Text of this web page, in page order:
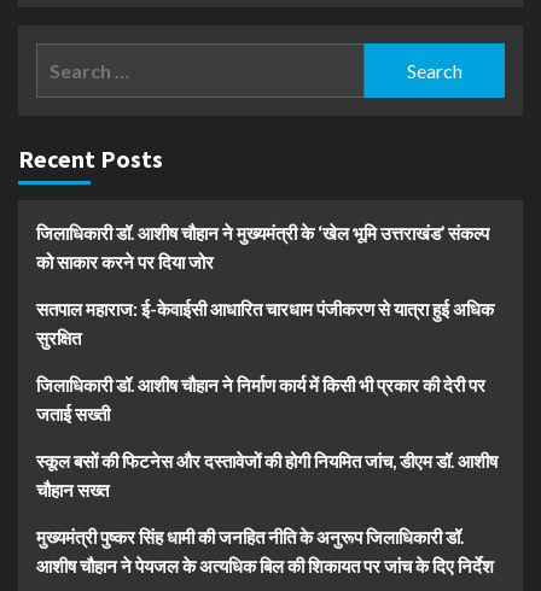
Recent Posts
जिलाधिकारी डॉ. आशीष चौहान ने मुख्यमंत्री के ‘खेल भूमि उत्तराखंड’ संकल्प
को साकार करने पर दिया जोर
सतपाल महाराज: ई-केवाईसी आधारित चारधाम पंजीकरण से यात्रा हुई अधिक
सुरक्षित
जिलाधिकारी डॉ. आशीष चौहान ने निर्माण कार्य में किसी भी प्रकार की देरी पर
जताई सख्ती
स्कूल बसों की फिटनेस और दस्तावेजों की होगी नियमित जांच, डीएम डॉ. आशीष
चौहान सख्त
मुख्यमंत्री पुष्कर सिंह धामी की जनहित नीति के अनुरूप जिलाधिकारी डॉ.
आशीष चौहान ने पेयजल के अत्यधिक बिल की शिकायत पर जांच के दिए निर्देश